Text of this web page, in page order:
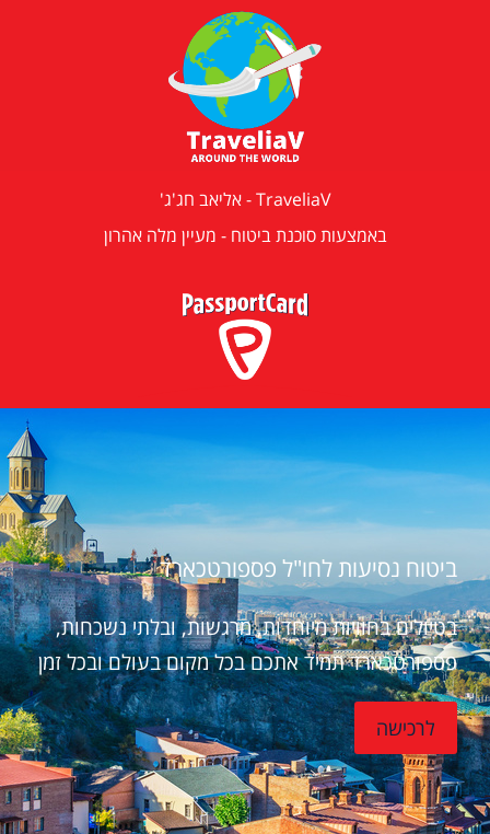
TraveliaV - אליאב חג'ג'
באמצעות סוכנת ביטוח - מעיין מלה אהרון
ביטוח נסיעות לחו"ל פספורטכארד
בטיולים בחוויות מיוחדות, מרגשות, ובלתי נשכחות,
פספורטכארד תמיד אתכם בכל מקום בעולם ובכל זמן
לרכישה